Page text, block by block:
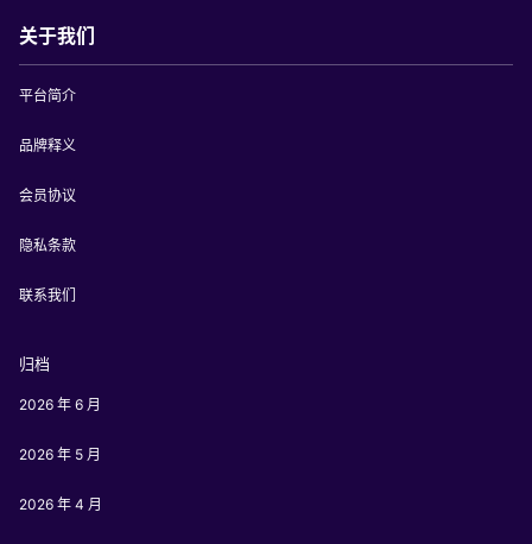
关于我们
平台简介
品牌释义
会员协议
隐私条款
联系我们
归档
2026 年 6 月
2026 年 5 月
2026 年 4 月